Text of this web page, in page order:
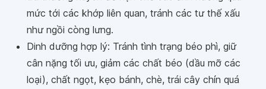
mức tới các khớp liên quan, tránh các tư thế xấu
như ngồi còng lưng.
Dinh dưỡng hợp lý: Tránh tình trạng béo phì, giữ
cân nặng tối ưu, giảm các chất béo (dầu mỡ các
loại), chất ngọt, kẹo bánh, chè, trái cây chín quá